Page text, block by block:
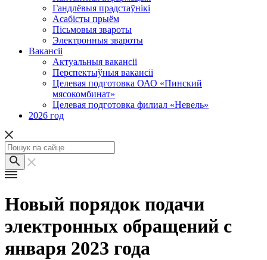
Гандлёвыя прадстаўнікі
Асабісты прыём
Пісьмовыя звароты
Электронныя звароты
Вакансіі
Актуальныя вакансіі
Перспектыўныя вакансіі
Целевая подготовка ОАО «Пинский
мясокомбинат»
Целевая подготовка филиал «Невель»
2026 год
Новый порядок подачи
электронных обращений с
января 2023 года